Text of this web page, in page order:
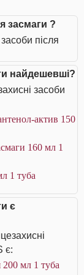
засмаги ?
після
найдешевші?
засоби
актив 150
160 мл 1
1 туба
є
є:
200 мл 1 туба